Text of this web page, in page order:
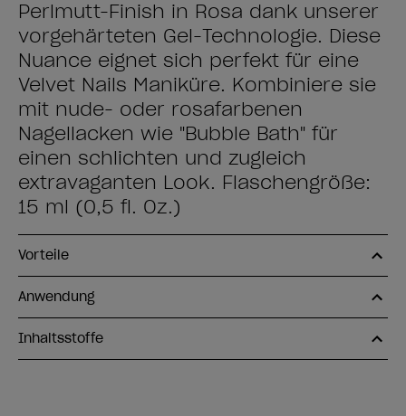
Perlmutt-Finish in Rosa dank unserer
vorgehärteten Gel-Technologie. Diese
Nuance eignet sich perfekt für eine
Velvet Nails Maniküre. Kombiniere sie
mit nude- oder rosafarbenen
Nagellacken wie "Bubble Bath" für
einen schlichten und zugleich
extravaganten Look. Flaschengröße:
15 ml (0,5 fl. Oz.)
Vorteile
Anwendung
Inhaltsstoffe